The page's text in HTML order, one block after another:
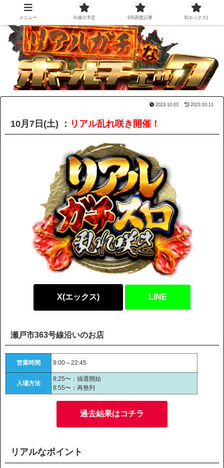
2023.10.03 2023.10.11
10月7日(土) ： リアル乱れ咲き開催！
X(エックス) LINE
瀬戸市363号線沿いのお店
営業時間 9:00～22:45
入場方法
8:25〜：抽選開始
8:55〜：再整列
過去結果はコチラ
リアルなポイント
メニュー 今後の予定 9月調査記事 X(エックス)